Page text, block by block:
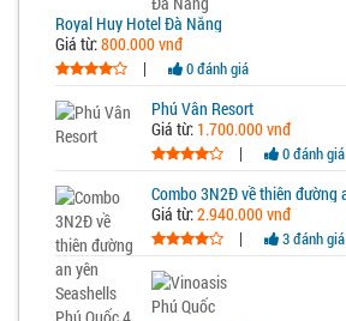
Royal Huy Hotel Đà Nẵng
Giá từ:800.000 vnđ
|
0 đánh giá
Phú Vân Resort
Giá từ: 1.700.000 vnđ
|
0 đánh giá
Giá từ:2.940.000 vnđ
|
3 đánh giá